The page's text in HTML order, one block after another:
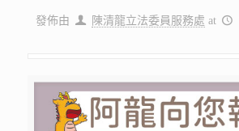
發佈由 陳清龍立法委員服務處 at